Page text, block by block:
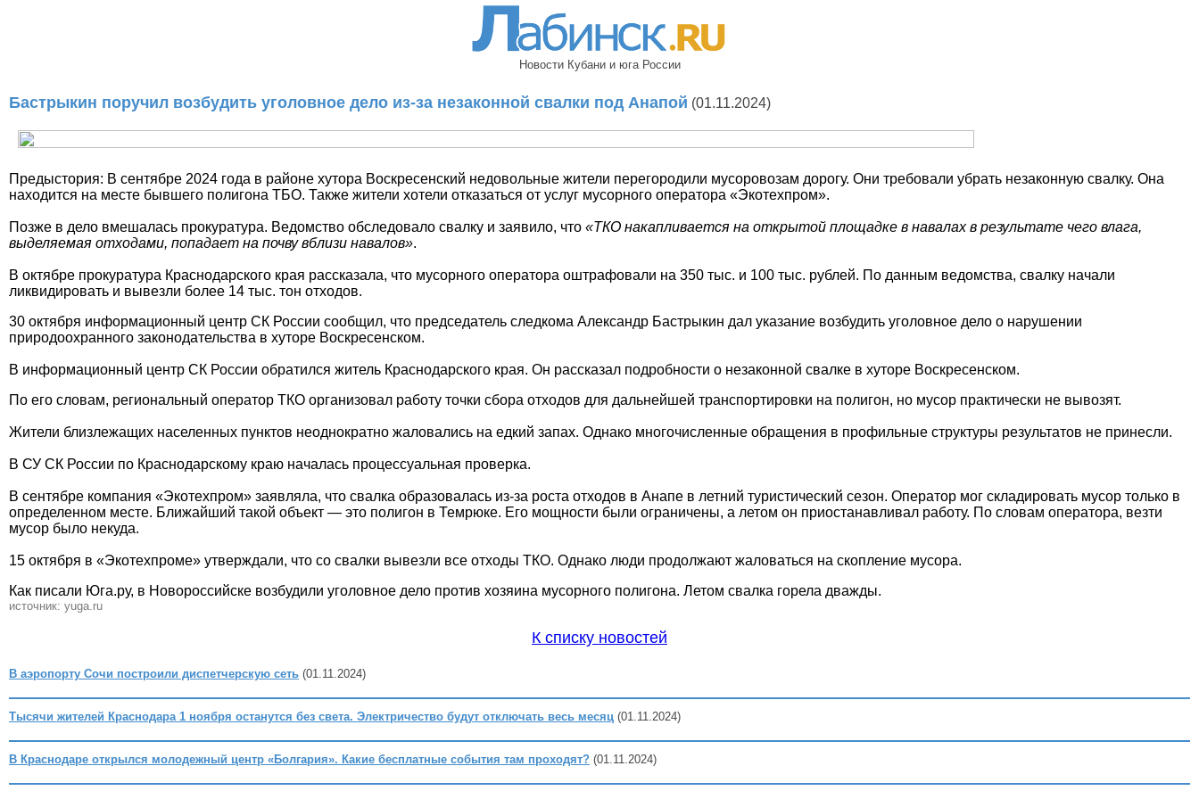
Новости Кубани и юга России
Бастрыкин поручил возбудить уголовное дело из-за незаконной свалки под Анапой (01.11.2024)
Предыстория: В сентябре 2024 года в районе хутора Воскресенский недовольные жители перегородили мусоровозам дорогу. Они требовали убрать незаконную свалку. Она
находится на месте бывшего полигона ТБО. Также жители хотели отказаться от услуг мусорного оператора «Экотехпром».
Позже в дело вмешалась прокуратура. Ведомство обследовало свалку и заявило, что «ТКО накапливается на открытой площадке в навалах в результате чего влага,
выделяемая отходами, попадает на почву вблизи навалов».
В октябре прокуратура Краснодарского края рассказала, что мусорного оператора оштрафовали на 350 тыс. и 100 тыс. рублей. По данным ведомства, свалку начали
ликвидировать и вывезли более 14 тыс. тон отходов.
30 октября информационный центр СК России сообщил, что председатель следкома Александр Бастрыкин дал указание возбудить уголовное дело о нарушении
природоохранного законодательства в хуторе Воскресенском.
В информационный центр СК России обратился житель Краснодарского края. Он рассказал подробности о незаконной свалке в хуторе Воскресенском.
По его словам, региональный оператор ТКО организовал работу точки сбора отходов для дальнейшей транспортировки на полигон, но мусор практически не вывозят.
Жители близлежащих населенных пунктов неоднократно жаловались на едкий запах. Однако многочисленные обращения в профильные структуры результатов не принесли.
В СУ СК России по Краснодарскому краю началась процессуальная проверка.
В сентябре компания «Экотехпром» заявляла, что свалка образовалась из-за роста отходов в Анапе в летний туристический сезон. Оператор мог складировать мусор только в
определенном месте. Ближайший такой объект — это полигон в Темрюке. Его мощности были ограничены, а летом он приостанавливал работу. По словам оператора, везти
мусор было некуда.
15 октября в «Экотехпроме» утверждали, что со свалки вывезли все отходы ТКО. Однако люди продолжают жаловаться на скопление мусора.
Как писали Юга.ру, в Новороссийске возбудили уголовное дело против хозяина мусорного полигона. Летом свалка горела дважды.
источник: yuga.ru
К списку новостей
В аэропорту Сочи построили диспетчерскую сеть (01.11.2024)
Тысячи жителей Краснодара 1 ноября останутся без света. Электричество будут отключать весь месяц (01.11.2024)
В Краснодаре открылся молодежный центр «Болгария». Какие бесплатные события там проходят? (01.11.2024)